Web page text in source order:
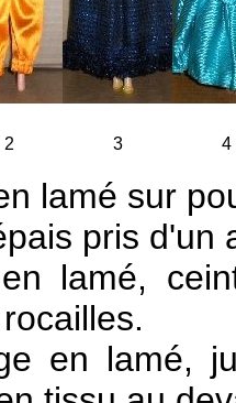
2 3 4
lamé sur
pris d'un
lamé,
en lamé,